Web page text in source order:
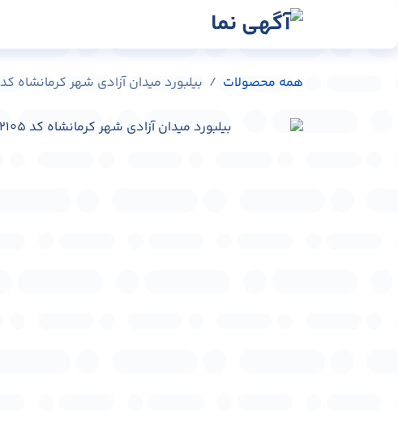
همه محصولات بیلبورد میدان آزادی شهر کرمانشاه کد BL-D0413-82105